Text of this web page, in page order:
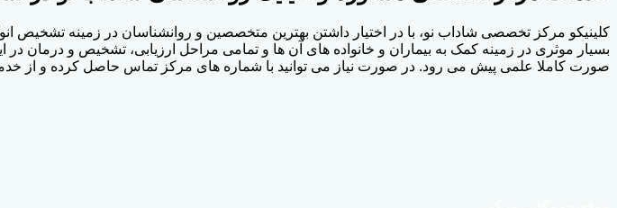
کلینیکو مرکز تخصصی شاداب نو، با در اختیار داشتن بهترین متخصصین و روانشناسان در زمینه تشخیص
بسیار موثری در زمینه کمک به بیماران و خانواده های آن ها و تمامی مراحل ارزیابی، تشخیص و
صورت کاملا علمی پیش می رود. در صورت نیاز می توانید با شماره های مرکز تماس حاصل کرده و از